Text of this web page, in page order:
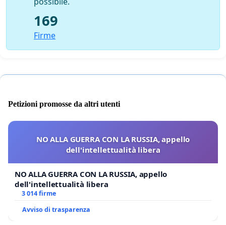
169
Firme
Petizioni promosse da altri utenti
NO ALLA GUERRA CON LA RUSSIA, appello
dell'intellettualità libera
NO ALLA GUERRA CON LA RUSSIA, appello
dell'intellettualità libera
3 014 firme
Avviso di trasparenza